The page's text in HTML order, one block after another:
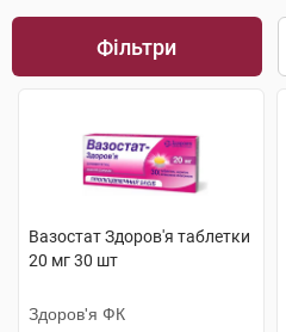
Фільтри
Вазостат Здоров'я таблетки
20 мг 30 шт
Здоров'я ФК